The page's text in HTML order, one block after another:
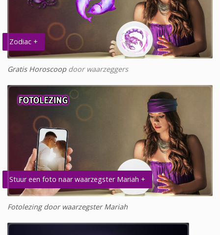
Zodiac +
Gratis Horoscoopdoor waarzeggers
Stuur een foto naar waarzegster Mariah +
Fotolezing door waarzegster Mariah